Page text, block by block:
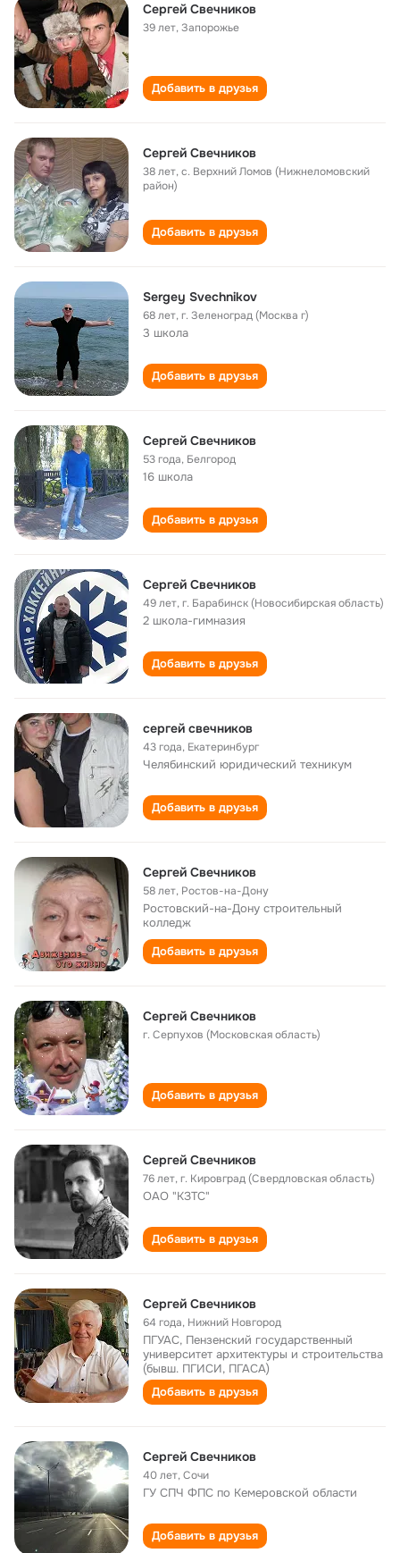
Сергей Свечников
39 лет,Запорожье
Добавить в друзья
Сергей Свечников
38 лет,с. Верхний Ломов (Нижнеломовский
район)
Добавить в друзья
Sergey Svechnikov
68 лет,г. Зеленоград (Москва г)
3 школа
Добавить в друзья
Сергей Свечников
53 года, Белгород
16 школа
Добавить в друзья
Сергей Свечников
49 лет,г. Барабинск (Новосибирская область)
2 школа-гимназия
Добавить в друзья
сергей свечников
43 года, Екатеринбург
Челябинский юридический техникум
Добавить в друзья
Сергей Свечников
58 лет, Ростов-на-Дону
Ростовский-на-Дону строительный
колледж
Добавить в друзья
Сергей Свечников
г. Серпухов (Московская область)
Добавить в друзья
Сергей Свечников
76 лет,г. Кировград (Свердловская область)
ОАО "КЗТС"
Добавить в друзья
Сергей Свечников
64 года, Нижний Новгород
ПГУАС, Пензенский государственный
университет архитектуры и строительства
(бывш. ПГИСИ, ПГАСА)
Добавить в друзья
Сергей Свечников
40 лет,Сочи
ГУ СПЧ ФПС по Кемеровской области
Добавить в друзья